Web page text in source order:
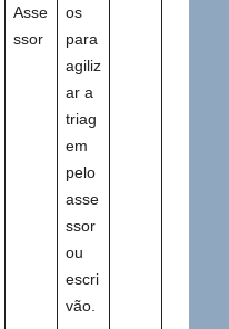
Asse
ssor
os
para
agiliz
ar a
triag
em
pelo
asse
ssor
ou
escri
vão.